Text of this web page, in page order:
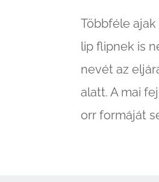
Többféle
lip flipnek is
nevét az
alatt. A mai
orr formáját